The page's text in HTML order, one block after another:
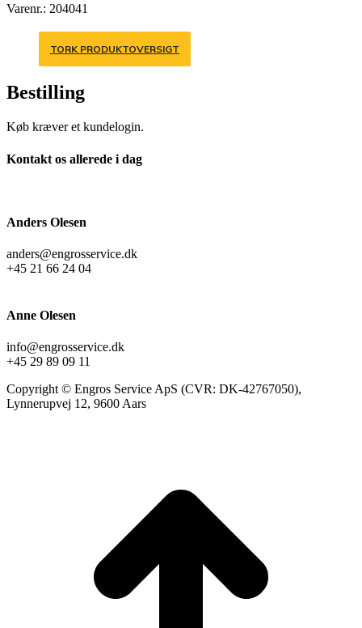
Varenr.: 204041
TORK PRODUKTOVERSIGT
Bestilling
Køb kræver et kundelogin.
Kontakt os allerede i dag
Anders Olesen
anders@engrosservice.dk
+45 21 66 24 04
Anne Olesen
info@engrosservice.dk
+45 29 89 09 11
Copyright © Engros Service ApS (CVR: DK-42767050),
Lynnerupvej 12, 9600 Aars